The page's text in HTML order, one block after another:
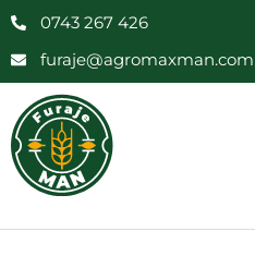
0743 267 426
furaje@agromaxman.com